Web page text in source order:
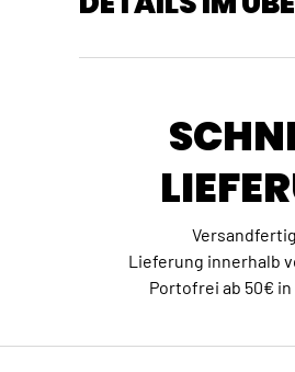
Lieferung innerhalb
Portofrei ab 50€